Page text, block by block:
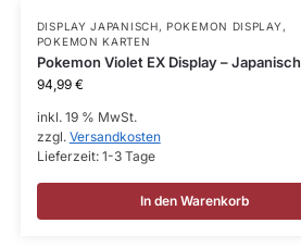
DISPLAY JAPANISCH,POKEMON DISPLAY ,
POKEMON KARTEN
Pokemon Violet EX Display – Japanisch
94,99 €
inkl. 19 % MwSt.
zzgl. Versandkosten
Lieferzeit: 1-3 Tage
In den Warenkorb